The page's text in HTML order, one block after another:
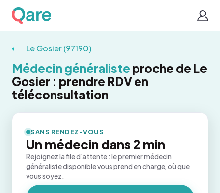
Le Gosier (97190)
Médecin généraliste proche de Le
Gosier : prendre RDV en
téléconsultation
SANS RENDEZ-VOUS
Un médecin dans 2 min
Rejoignez la file d'attente : le premier médecin
généraliste disponible vous prend en charge, où que
vous soyez.